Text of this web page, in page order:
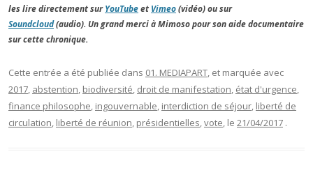
les lire directement surYouTubeet Vimeo(vidéo) ou sur
Soundcloud(audio). Un grand merci à Mimoso pour son aide documentaire
sur cette chronique.
Cette entrée a été publiée dans 01. MEDIAPART, et marquée avec
2017, abstention, biodiversité, droit de manifestation, état d'urgence,
finance philosophe, ingouvernable, interdiction de séjour, liberté de
circulation, liberté de réunion, présidentielles,vote, le 21/04/2017 .